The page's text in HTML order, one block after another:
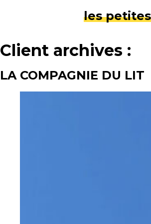
les
Client archives :
LA COMPAGNIE DU LIT